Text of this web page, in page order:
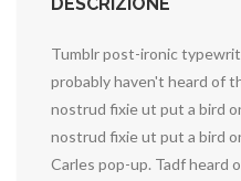
Tumblr post-ironic
probably haven't heard of
nostrud fixie ut put a bird
nostrud fixie ut put a bird
Carles pop-up. Tadf heard